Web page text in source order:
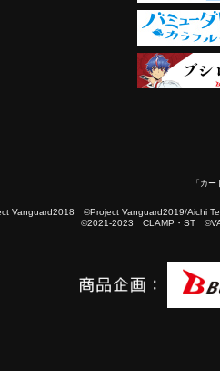
「カ
Vanguard2018 ©Project Vanguard2019/Aichi
©2021-2023 CLAMP・ST